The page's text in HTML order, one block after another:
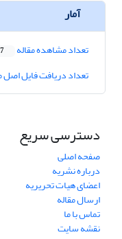
آمار
تعداد مشاهده مقاله
تعداد دریافت فایل اصل
دسترسی سریع
صفحه اصلی
درباره نشریه
اعضای هیات تحریریه
ارسال مقاله
تماس با ما
نقشه سایت